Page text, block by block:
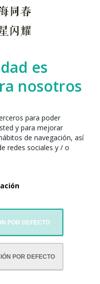
es
nosotros
para poder
y para mejorar
de navegación, así
redes sociales y / o
POR DEFECTO
POR DEFECTO
CON LA COLABORACIÓN DE: